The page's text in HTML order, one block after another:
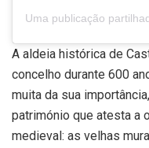
A aldeia histórica de
concelho durante 600
muita da sua
património que atesta a
medieval: as velhas